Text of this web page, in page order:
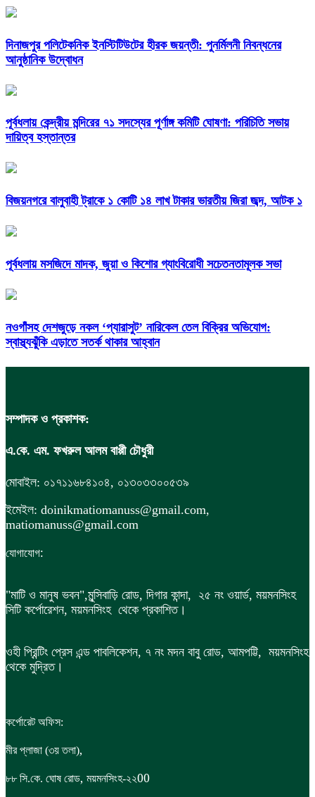
দিনাজপুর পলিটেকনিক ইনস্টিটিউটের হীরক জয়ন্তী: পুনর্মিলনী নিবন্ধনের
আনুষ্ঠানিক উদ্বোধন
পূর্বধলায় কেন্দ্রীয় মন্দিরের ৭১ সদস্যের পূর্ণাঙ্গ কমিটি ঘোষণা: পরিচিতি সভায়
দায়িত্ব হস্তান্তর
বিজয়নগরে বালুবাহী ট্রাকে ১ কোটি ১৪ লাখ টাকার ভারতীয় জিরা জব্দ, আটক ১
পূর্বধলায় মসজিদে মাদক, জুয়া ও কিশোর গ্যাংবিরোধী সচেতনতামূলক সভা
নওগাঁসহ দেশজুড়ে নকল ‘প্যারাসুট’ নারিকেল তেল বিক্রির অভিযোগ:
স্বাস্থ্যঝুঁকি এড়াতে সতর্ক থাকার আহ্বান
সম্পাদক ও প্রকাশক:
এ.কে. এম. ফখরুল আলম বাপ্পী চৌধুরী
মোবাইল: ০১৭১১৬৮৪১০৪, ০১৩০৩৩০০৫৩৯
ইমেইল: doinikmatiomanuss@gmail.com,
matiomanuss@gmail.com
যোগাযোগ:
"মাটি ও মানুষ ভবন",মুন্সিবাড়ি রোড, দিগার কান্দা, ২৫ নং ওয়ার্ড, ময়মনসিংহ
সিটি কর্পোরেশন, ময়মনসিংহ থেকে প্রকাশিত।
ওহী প্রিন্টিং প্রেস এন্ড পাবলিকেশন, ৭ নং মদন বাবু রোড, আমপট্টি, ময়মনসিংহ
থেকে মুদ্রিত।
কর্পোরেট অফিস:
মীর প্লাজা (৩য় তলা),
৮৮ সি.কে. ঘোষ রোড, ময়মনসিংহ-২২00